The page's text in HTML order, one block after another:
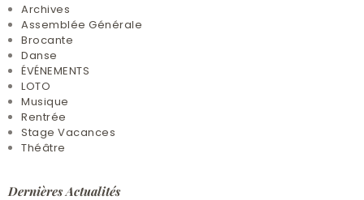
Archives
Assemblée Générale
Brocante
Danse
ÉVÉNEMENTS
LOTO
Musique
Rentrée
Stage Vacances
Théâtre
Dernières Actualités